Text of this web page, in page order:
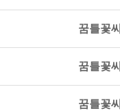
꿈틀꽃씨
꿈틀꽃씨
꿈틀꽃씨